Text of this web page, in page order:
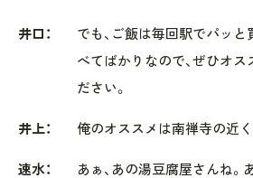
井口：
でも、ご飯は毎回駅でパッ
べてばかりなので、ぜひオス
ださい。
井上： 俺のオススメは南禅寺の近
速水：
あぁ、あの湯豆腐屋さんね。